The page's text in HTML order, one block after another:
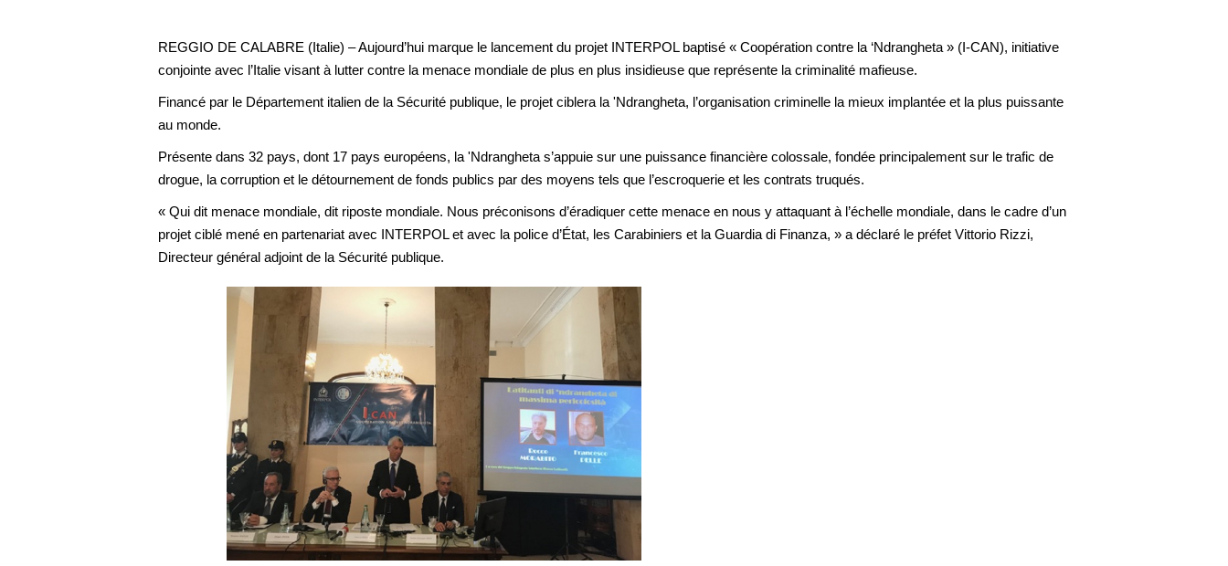
REGGIO DE CALABRE (Italie) – Aujourd’hui marque le lancement du projet INTERPOL baptisé « Coopération contre la ‘Ndrangheta » (I-CAN), initiative
conjointe avec l’Italie visant à lutter contre la menace mondiale de plus en plus insidieuse que représente la criminalité mafieuse.
Financé par le Département italien de la Sécurité publique, le projet ciblera la 'Ndrangheta, l’organisation criminelle la mieux implantée et la plus puissante
au monde.
Présente dans 32 pays, dont 17 pays européens, la 'Ndrangheta s’appuie sur une puissance financière colossale, fondée principalement sur le trafic de
drogue, la corruption et le détournement de fonds publics par des moyens tels que l’escroquerie et les contrats truqués.
« Qui dit menace mondiale, dit riposte mondiale. Nous préconisons d’éradiquer cette menace en nous y attaquant à l’échelle mondiale, dans le cadre d’un
projet ciblé mené en partenariat avec INTERPOL et avec la police d’État, les Carabiniers et la Guardia di Finanza, » a déclaré le préfet Vittorio Rizzi,
Directeur général adjoint de la Sécurité publique.